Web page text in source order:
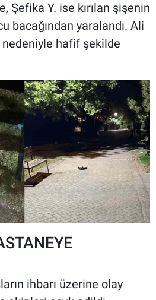
Şefika Y. ise kırılan şişenin
bacağından yaralandı. Ali
nedeniyle hafif şekilde
ihbarı üzerine olay